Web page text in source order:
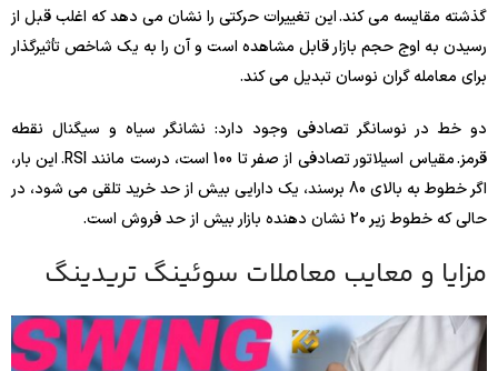
گذشته مقایسه می کند. این تغییرات حرکتی را نشان می دهد که اغلب قبل از
رسیدن به اوج حجم بازار قابل مشاهده است و آن را به یک شاخص تأثیرگذار
برای معامله گران نوسان تبدیل می کند.
دو خط در نوسانگر تصادفی وجود دارد: نشانگر سیاه و سیگنال نقطه
قرمز. مقیاس اسیلاتور تصادفی از صفر تا 100 است، درست مانند RSI. این بار،
اگر خطوط به بالای 80 برسند، یک دارایی بیش از حد خرید تلقی می شود، در
حالی که خطوط زیر 20 نشان دهنده بازار بیش از حد فروش است.
مزایا و معایب معاملات سوئینگ تریدینگ